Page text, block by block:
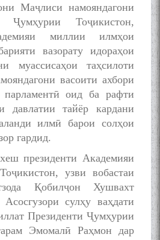
Маҷлиси намояндагони
Тоҷикистон,
миллии илмҳои
вазорату идораҳои
муассисаҳои таҳсилоти
васоити ахбори
оид ба рафти
давлатии тайёр кардани
илмӣ барои солҳои
гардид.
президенти Академияи
узви вобастаи
Қобилҷон Хушвахт
сулҳу ваҳдати
Президенти Ҷумҳурии
Эмомалӣ Раҳмон дар